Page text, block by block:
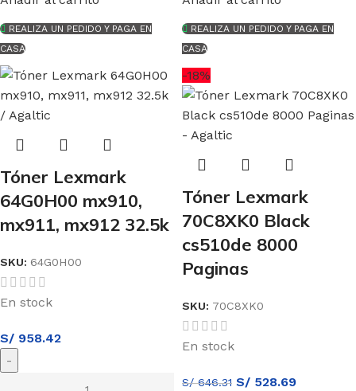
REALIZA UN PEDIDO Y PAGA EN
CASA
REALIZA UN PEDIDO Y PAGA EN
CASA
Tóner Lexmark
64G0H00 mx910,
mx911, mx912 32.5k
SKU: 64G0H00
En stock
S/ 958.42
-18%
Tóner Lexmark
70C8XK0 Black
cs510de 8000
Paginas
SKU: 70C8XK0
En stock
S/646.31 S/ 528.69